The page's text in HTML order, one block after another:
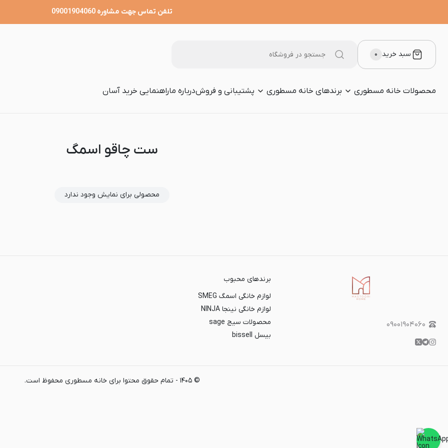
تلفن تماس جهت مشاوره 09001904060
سبد خرید ۰
محصولات خانه مسطوری برندهای خانه مسطوری پشتیبانی و فروشدرباره ماراهنمایی خرید آسان
ست چاقو اسمگ
محصولی برای نمایش وجود ندارد
۰۹۰۰۱۹۰۴۰۶۰
برندهای محبوب
لوازم خانگی اسمگ SMEG
لوازم خانگی نینجا NINJA
محصولات سیج sage
بیسل bissell
©۱۴۰۵ - تمام حقوق محتوا برای خانه مسطوری محفوظ است.